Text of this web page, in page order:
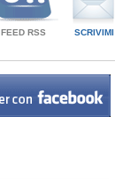
FEED RSS SCRIVIMI